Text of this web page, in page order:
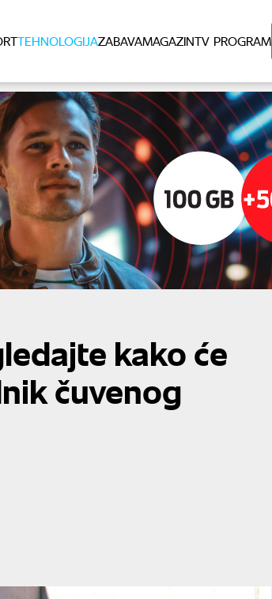
TEHNOLOGIJAZABAVAMAGAZINTV PROGRAM
kako će
čuvenog